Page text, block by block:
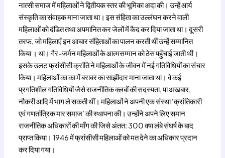
नात्सी समाज में महिलाओं ने द्वितीयक स्तर की भूमिका अदा की। उन्हें आर्य
संस्कृति का संवाहक माना जाता था। इस संहिता का उल्लंघन करने वाली
महिलाओं को दंडित तथा अपमानित कर जेलों में कैद कर दिया जाता था। दूसरी
तरफ, जो महिलाएँ इन आचार संहिताओं का पालन करती थीं उन्हें सम्मानित
किया । था। गैर-जर्मन महिलाओं के आत्मसम्मान को ठेस पहुँचाई जाती थी।
इसके उलट फ्रांसीसी क्रांति ने महिलाओं के जीवन में नई गतिविधियों का संचार
किया। महिलाओं का का में बराबर का साझीदार माना जाता था। वे कई
प्रगतिशील गतिविधियों जैसे राजनीतिक क्लबों की सदस्यता, पा अखबार,
नौकरी आदि में भाग ले सकती थीं। महिलाओं ने अपनी एक संस्था ‘क्रांतिकारी
एवं गणतांत्रिक मार समाज’ की स्थापना की। उन्होंने अपने लिए समान
राजनीतिक अधिकारों की माँग की जिसे अंतत: 300 वषा लंबे संघर्ष के बाद
प्राप्त किया। 1946 में फ्रांसीसी महिलाओं को मत देने का अधिकार प्रदान
कर दिया गया।